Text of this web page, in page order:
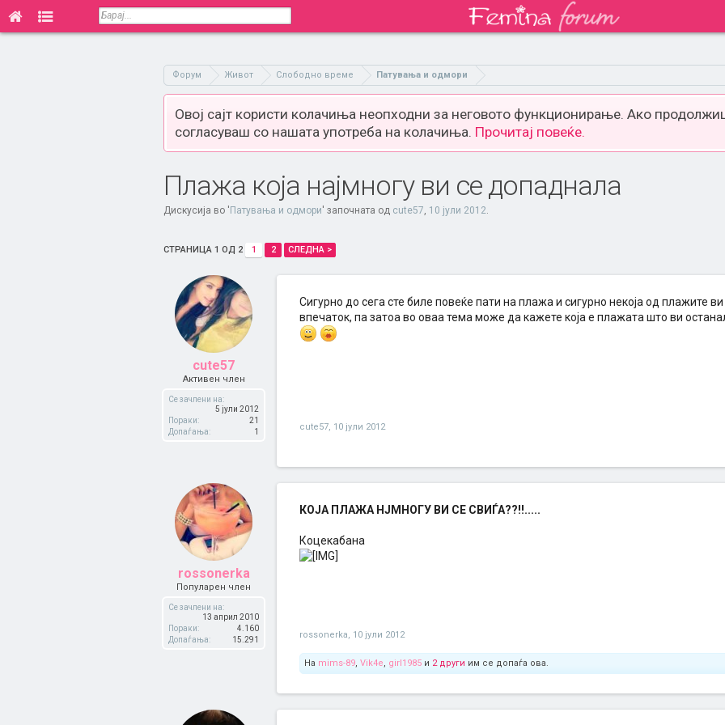
Форум Живот Слободно време Патувања и одмори
Овој сајт користи колачиња неопходни за неговото функционирање. Ако
согласуваш со нашата употреба на колачиња. Прочитај повеќе.
Плажа која најмногу ви се допаднала
Дискусија во ' Патувања и одмори' започната од cute57, 10 јули 2012.
СТРАНИЦА 1 ОД 2 1 2 СЛЕДНА >
cute57
Активен член
Се зачлени на:
5 јули 2012
Пораки:
21
Допаѓања:
1
Сигурно до сега сте биле повеќе пати на плажа и сигурно некоја од плажите
впечаток, па затоа во оваа тема може да кажете која е плажата што ви
cute57, 10 јули 2012
rossonerka
Популарен член
Се зачлени на:
13 април 2010
Пораки:
4.160
Допаѓања:
15.291
КОЈА ПЛАЖА НЈМНОГУ ВИ СЕ СВИЃА??!!.....
Коцекабана
rossonerka, 10 јули 2012
На mims-89, Vik4e, girl1985 и 2 други им се допаѓа ова.